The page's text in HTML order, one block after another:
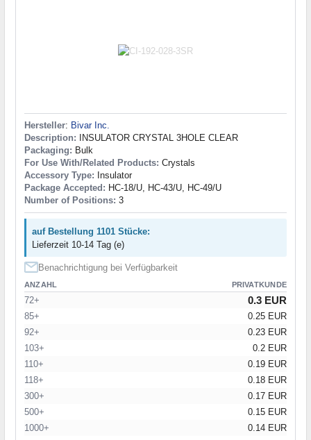
Hersteller: Bivar Inc.
Description: INSULATOR CRYSTAL 3HOLE CLEAR
Packaging: Bulk
For Use With/Related Products: Crystals
Accessory Type: Insulator
Package Accepted: HC-18/U, HC-43/U, HC-49/U
Number of Positions: 3
auf Bestellung 1101 Stücke:
Lieferzeit 10-14 Tag (e)
Benachrichtigung bei Verfügbarkeit
ANZAHL PRIVATKUNDE
72+ 0.3 EUR
85+
0.25 EUR
92+
0.23 EUR
103+
0.2 EUR
110+
0.19 EUR
118+
0.18 EUR
300+
0.17 EUR
500+
0.15 EUR
1000+
0.14 EUR